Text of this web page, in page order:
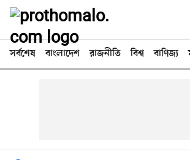
সর্বশেষ বাংলাদেশ রাজনীতি বিশ্ব বাণিজ্য